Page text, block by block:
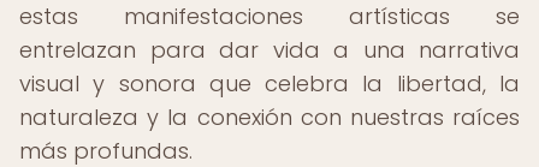
estas manifestaciones artísticas se
entrelazan para dar vida a una narrativa
visual y sonora que celebra la libertad, la
naturaleza y la conexión con nuestras raíces
más profundas.